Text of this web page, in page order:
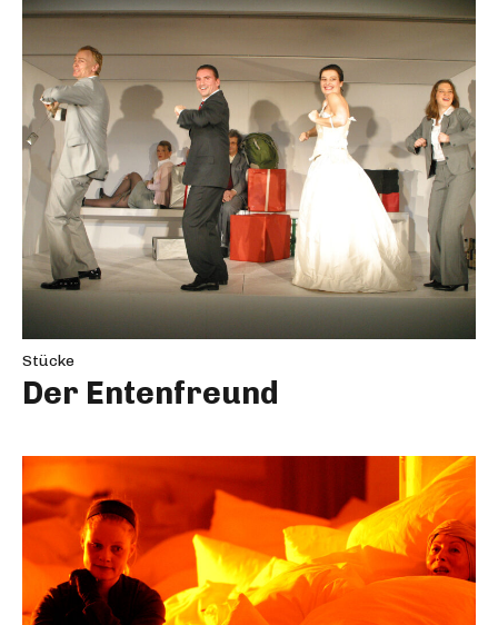
Stücke
Der Entenfreund